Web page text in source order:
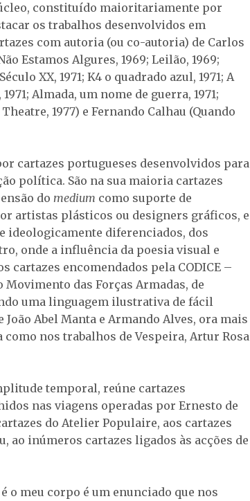
constituído maioritariamente por
os trabalhos desenvolvidos em
com autoria (ou co-autoria) de Carlos
Estamos Algures, 1969; Leilão, 1969;
XX, 1971; K4 o quadrado azul, 1971; A
Almada, um nome de guerra, 1971;
1977) e Fernando Calhau (Quando
cartazes portugueses desenvolvidos para
política. São na sua maioria cartazes
do medium como suporte de
artistas plásticos ou designers gráficos, e
ideologicamente diferenciados, dos
onde a influência da poesia visual e
cartazes encomendados pela CODICE –
das Forças Armadas, de
uma linguagem ilustrativa de fácil
Abel Manta e Armando Alves, ora mais
nos trabalhos de Vespeira, Artur Rosa
temporal, reúne cartazes
nas viagens operadas por Ernesto de
do Atelier Populaire, aos cartazes
ao inúmeros cartazes ligados às acções de
o meu corpo é um enunciado que nos